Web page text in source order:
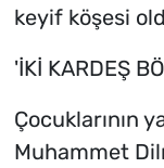
keyif köşesi
'İKİ KARDEŞ
Çocuklarının
Muhammet